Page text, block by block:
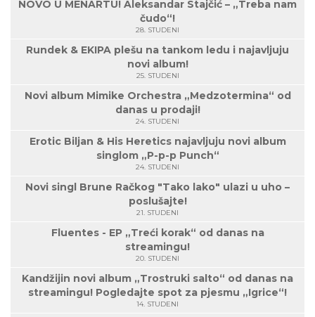
NOVO U MENARTU! Aleksandar Stajčić – „Treba nam
čudo“!
28. STUDENI
Rundek & EKIPA plešu na tankom ledu i najavljuju
novi album!
25. STUDENI
Novi album Mimike Orchestra „Medzotermina“ od
danas u prodaji!
24. STUDENI
Erotic Biljan & His Heretics najavljuju novi album
singlom „P-p-p Punch“
24. STUDENI
Novi singl Brune Račkog "Tako lako" ulazi u uho –
poslušajte!
21. STUDENI
Fluentes - EP „Treći korak“ od danas na
streamingu!
20. STUDENI
Kandžijin novi album „Trostruki salto“ od danas na
streamingu! Pogledajte spot za pjesmu „Igrice“!
14. STUDENI